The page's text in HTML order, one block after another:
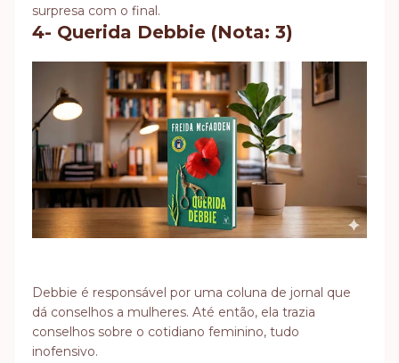
surpresa com o final.
4- Querida Debbie (Nota: 3)
Debbie é responsável por uma coluna de jornal que
dá conselhos a mulheres. Até então, ela trazia
conselhos sobre o cotidiano feminino, tudo
inofensivo.